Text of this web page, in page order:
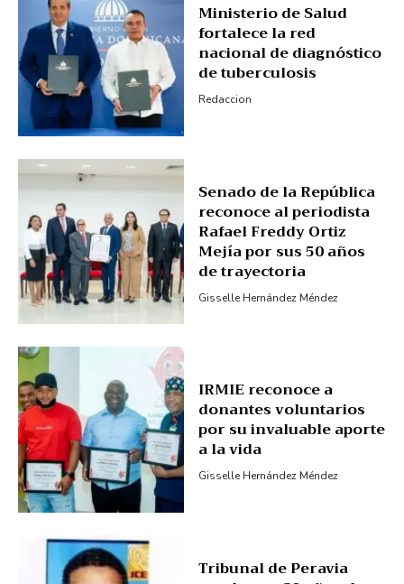
Ministerio de Salud
fortalece la red
nacional de diagnóstico
de tuberculosis
Redaccion
Senado de la República
reconoce al periodista
Rafael Freddy Ortiz
Mejía por sus 50 años
de trayectoria
Gisselle Hernández Méndez
IRMIE reconoce a
donantes voluntarios
por su invaluable aporte
a la vida
Gisselle Hernández Méndez
Tribunal de Peravia